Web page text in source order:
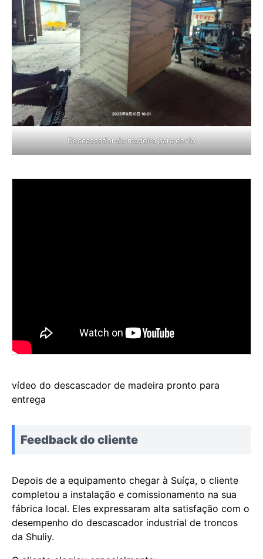
Descascador de madeira para envio
vídeo do descascador de madeira pronto para
entrega
Feedback do cliente
Depois de a equipamento chegar à Suíça, o cliente
completou a instalação e comissionamento na sua
fábrica local. Eles expressaram alta satisfação com o
desempenho do descascador industrial de troncos
da Shuliy.